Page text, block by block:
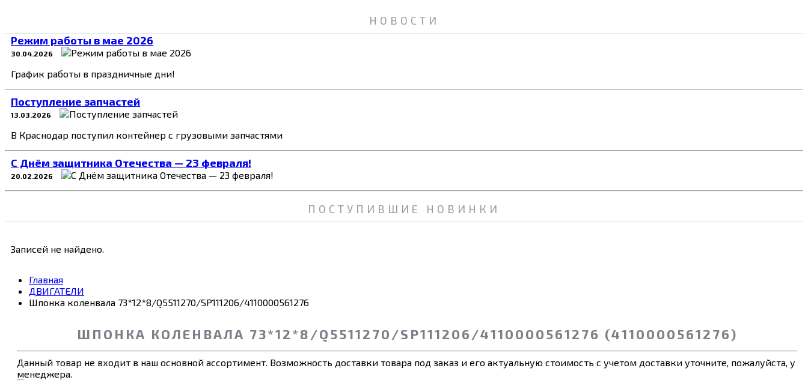
НОВОСТИ
Режим работы в мае 2026
30.04.2026
График работы в праздничные дни!
Поступление запчастей
13.03.2026
В Краснодар поступил контейнер с грузовыми запчастями
C Днём защитника Отечества — 23 февраля!
20.02.2026
ПОСТУПИВШИЕ НОВИНКИ
Записей не найдено.
Главная
ДВИГАТЕЛИ
Шпонка коленвала 73*12*8/Q5511270/SP111206/4110000561276
ШПОНКА КОЛЕНВАЛА 73*12*8/Q5511270/SP111206/4110000561276 (4110000561276)
Данный товар не входит в наш основной ассортимент. Возможность доставки товара под заказ и его актуальную стоимость с учетом доставки уточните, пожалуйста, у
менеджера.